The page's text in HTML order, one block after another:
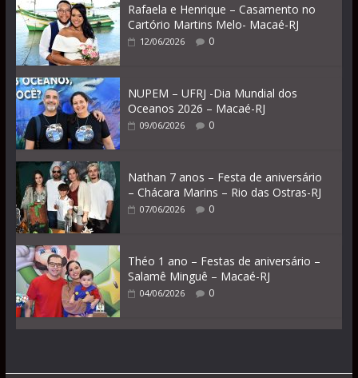
Rafaela e Henrique – Casamento no
Cartório Martins Melo- Macaé-RJ
12/06/2026 0
NUPEM – UFRJ -Dia Mundial dos
Oceanos 2026 – Macaé-RJ
09/06/2026 0
Nathan 7 anos – Festa de aniversário
– Chácara Marins – Rio das Ostras-RJ
07/06/2026 0
Théo 1 ano – Festas de aniversário –
Salamê Minguê – Macaé-RJ
04/06/2026 0